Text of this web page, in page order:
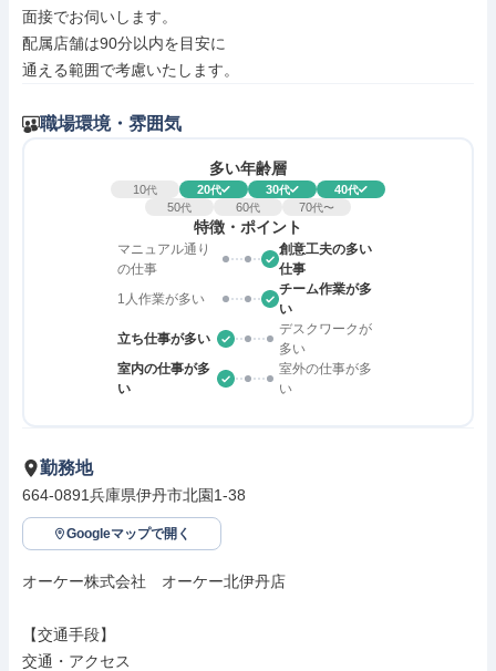
面接でお伺いします。
配属店舗は90分以内を目安に
通える範囲で考慮いたします。
職場環境・雰囲気
多い年齢層
10代 20代 30代 40代
50代 60代 70代〜
特徴・ポイント
マニュアル通り
の仕事
創意工夫の多い
仕事
1人作業が多い
チーム作業が多
い
立ち仕事が多い
デスクワークが
多い
室内の仕事が多
い
室外の仕事が多
い
勤務地
664-0891兵庫県伊丹市北園1-38
Googleマップで開く
オーケー株式会社　オーケー北伊丹店
【交通手段】
交通・アクセス